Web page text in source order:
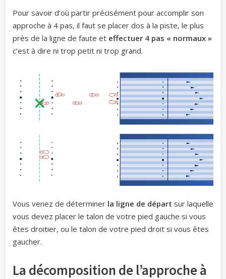
Pour savoir d’où partir précisément pour accomplir son
approche à 4 pas, il faut se placer dos à la piste, le plus
près de la ligne de faute et effectuer 4 pas « normaux »
c’est à dire ni trop petit ni trop grand.
Vous venez de déterminer la ligne de départ sur laquelle
vous devez placer le talon de votre pied gauche si vous
êtes droitier, ou le talon de votre pied droit si vous êtes
gaucher.
La décomposition de l’approche à